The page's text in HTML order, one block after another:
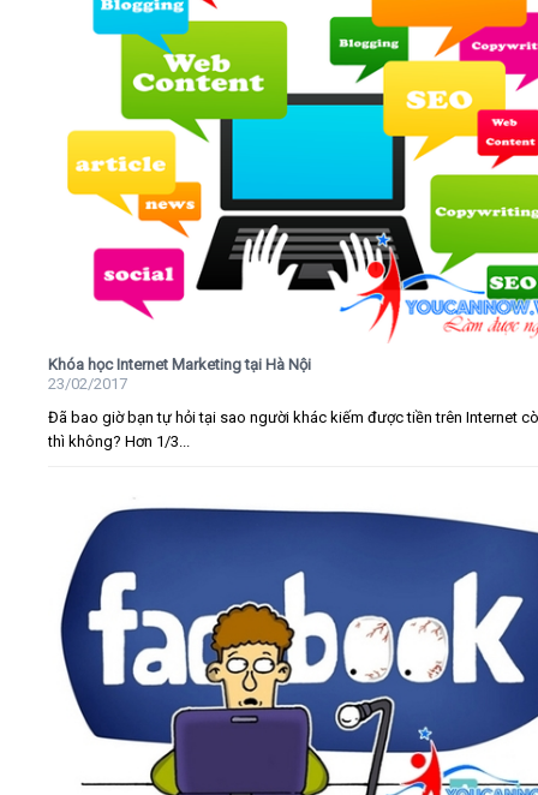
Khóa học Internet Marketing tại Hà Nội
23/02/2017
Đã bao giờ bạn tự hỏi tại sao người khác kiếm được tiền trên Internet
thì không? Hơn 1/3...